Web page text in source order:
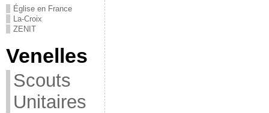
Église en France
La-Croix
ZENIT
Venelles
Scouts
Unitaires